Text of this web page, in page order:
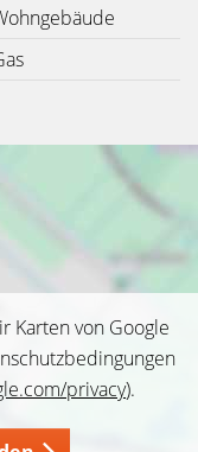
Karten von Google
privacy).